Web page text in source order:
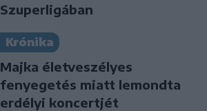
Szuperligában
Krónika
Majka életveszélyes
fenyegetés miatt lemondta
erdélyi koncertjét